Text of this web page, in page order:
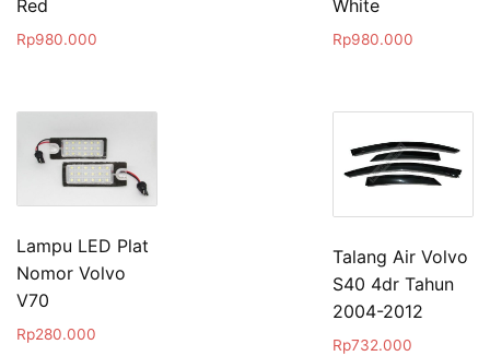
Red
Rp980.000
White
Rp980.000
Lampu LED Plat
Nomor Volvo
V70
Rp280.000
Talang Air Volvo
S40 4dr Tahun
2004-2012
Rp732.000